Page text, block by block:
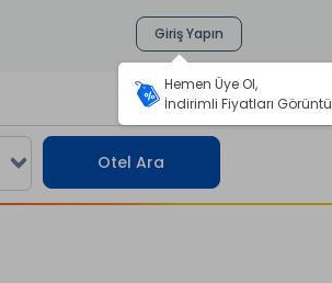
Giriş Yapın
Otel Ara
Hemen Üye Ol,
İndirimli Fiyatları